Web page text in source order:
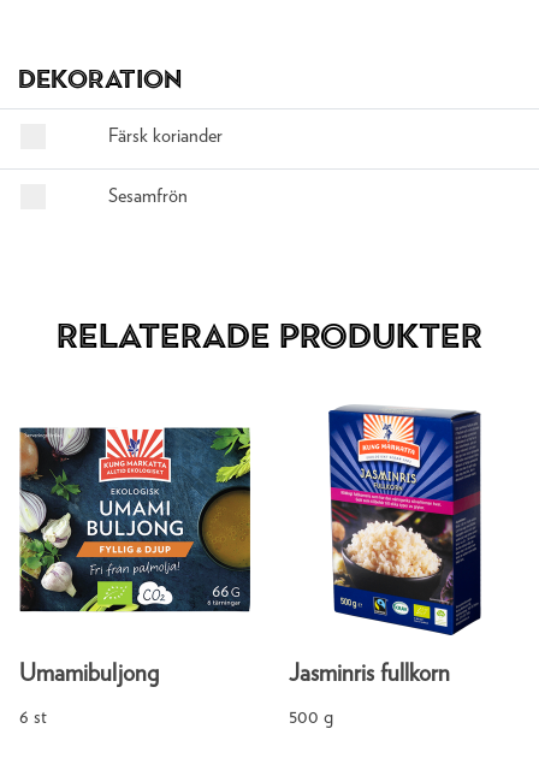
DEKORATION
Färsk koriander
Sesamfrön
Relaterade produkter
Umamibuljong
6 st
Jasminris fullkorn
500 g